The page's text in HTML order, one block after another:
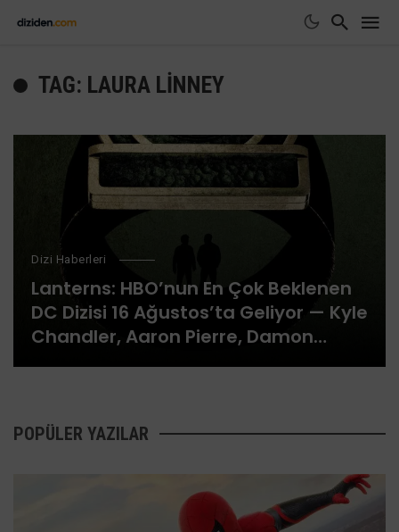
TAG: LAURA LINNEY
Dizi Haberleri
Lanterns: HBO’nun En Çok Beklenen
DC Dizisi 16 Ağustos’ta Geliyor — Kyle
Chandler, Aaron Pierre, Damon
Lindelof ve Laura Linney
POPÜLER YAZILAR